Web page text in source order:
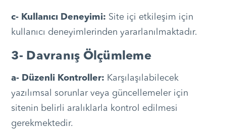
c- Kullanıcı Deneyimi: Site içi etkileşim için
kullanıcı deneyimlerinden yararlanılmaktadır.
3- Davranış Ölçümleme
a- Düzenli Kontroller: Karşılaşılabilecek
yazılımsal sorunlar veya güncellemeler için
sitenin belirli aralıklarla kontrol edilmesi
gerekmektedir.